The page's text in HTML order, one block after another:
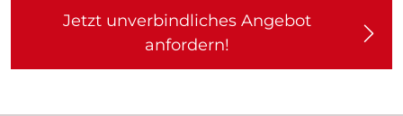
Jetzt unverbindliches Angebot
anfordern!